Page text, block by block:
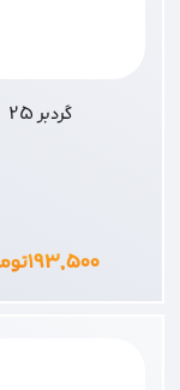
گردبر 25
۱۹۳,۵۰۰